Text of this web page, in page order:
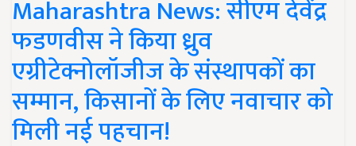
Maharashtra News: सीएम देवेंद्र
फडणवीस ने किया ध्रुव
एग्रीटेक्नोलॉजीज के संस्थापकों का
सम्मान, किसानों के लिए नवाचार को
मिली नई पहचान!